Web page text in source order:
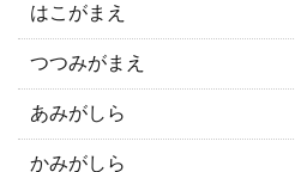
はこがまえ
つつみがまえ
あみがしら
かみがしら